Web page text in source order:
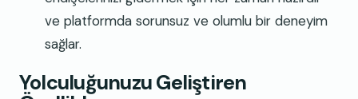
ve platformda sorunsuz ve olumlu bir deneyim
sağlar.
Yolculuğunuzu Geliştiren